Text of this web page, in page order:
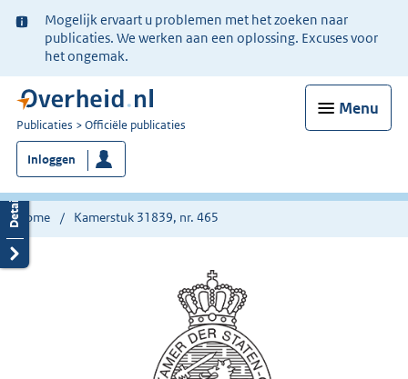
Ter
informatie:
Mogelijk ervaart u problemen met het zoeken naar
publicaties. We werken aan een oplossing. Excuses voor
het ongemak.
Menu
U
bent
nu
hier:
Publicaties Officiële publicaties
Inloggen
Home Kamerstuk 31839, nr. 465